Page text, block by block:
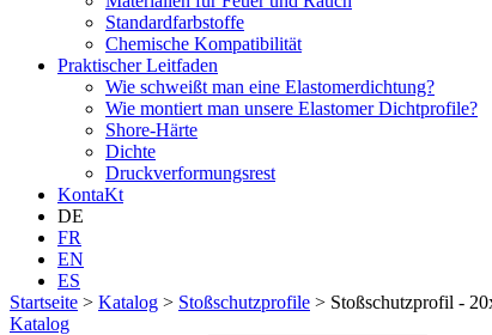
Standardfarbstoffe
Chemische Kompatibilität
Praktischer Leitfaden
Wie schweißt man eine Elastomerdichtung?
Wie montiert man unsere Elastomer Dichtprofile?
Shore-Härte
Dichte
Druckverformungsrest
KontaKt
DE
FR
EN
ES
Startseite > Katalog > Stoßschutzprofile > Stoßschutzprofil -
Katalog